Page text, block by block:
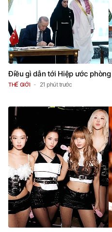
Điều gì dẫn tới Hiệp ước
THẾ GIỚI 21 phút trước